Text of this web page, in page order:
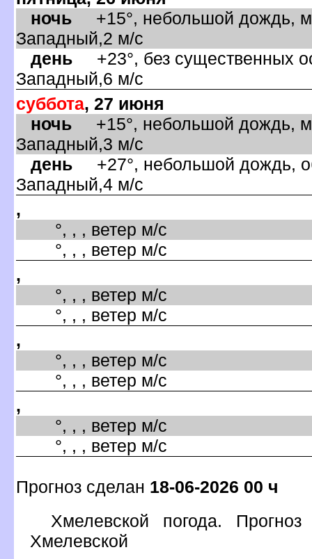
ночь +15°, небольшой дождь,
Западный,2 м/с
день +23°, без существенных
Западный,6 м/с
суббота, 27 июня
ночь +15°, небольшой дождь,
Западный,3 м/с
день +27°, небольшой дождь,
Западный,4 м/с
,
°, , , ветер м/с
°, , , ветер м/с
,
°, , , ветер м/с
°, , , ветер м/с
,
°, , , ветер м/с
°, , , ветер м/с
,
°, , , ветер м/с
°, , , ветер м/с
Прогноз сделан 18-06-2026 00 ч
Хмелевской погода.
Хмелевской